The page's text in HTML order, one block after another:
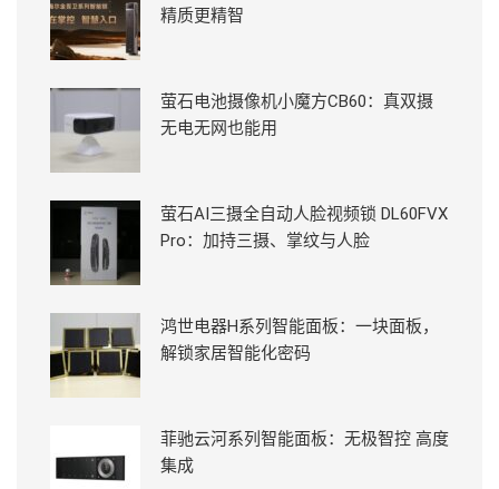
精质更精智
萤石电池摄像机小魔方CB60：真双摄
无电无网也能用
萤石AI三摄全自动人脸视频锁 DL60FVX
Pro：加持三摄、掌纹与人脸
鸿世电器H系列智能面板：一块面板，
解锁家居智能化密码
菲驰云河系列智能面板：无极智控 高度
集成